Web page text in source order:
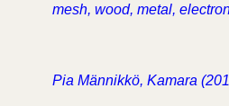
mesh, wood, metal,
Pia Männikkö, Kamara